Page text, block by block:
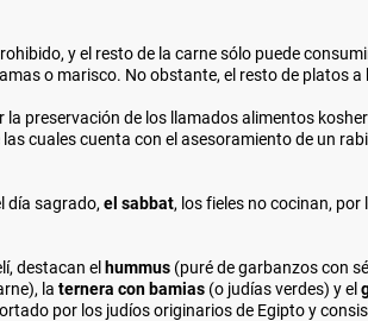
y el resto de la carne sólo puede
o marisco. No obstante, el resto de platos
preservación de los llamados alimentos
cuales cuenta con el asesoramiento de un
día sagrado, el sabbat, los fieles no cocinan,
destacan el hummus (puré de garbanzos con
la ternera con bamias (o judías verdes) y el
por los judíos originarios de Egipto y